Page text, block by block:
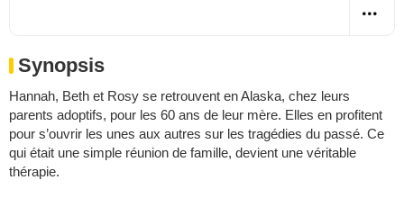
Synopsis
Hannah, Beth et Rosy se retrouvent en Alaska, chez leurs
parents adoptifs, pour les 60 ans de leur mère. Elles en profitent
pour s’ouvrir les unes aux autres sur les tragédies du passé. Ce
qui était une simple réunion de famille, devient une véritable
thérapie.